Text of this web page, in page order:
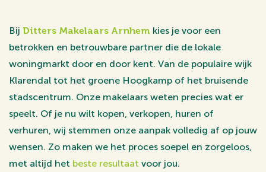
Bij Ditters Makelaars Arnhem kies je voor een
betrokken en betrouwbare partner die de lokale
woningmarkt door en door kent. Van de populaire wijk
Klarendal tot het groene Hoogkamp of het bruisende
stadscentrum. Onze makelaars weten precies wat er
speelt. Of je nu wilt kopen, verkopen, huren of
verhuren, wij stemmen onze aanpak volledig af op jouw
wensen. Zo maken we het proces soepel en zorgeloos,
met altijd het beste resultaat voor jou.